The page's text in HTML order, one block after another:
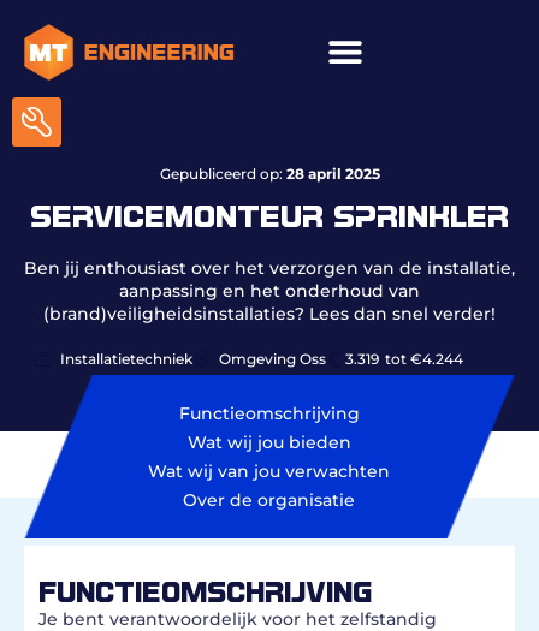
Gepubliceerd op: 28 april 2025
SERVICEMONTEUR SPRINKLER
Ben jij enthousiast over het verzorgen van de installatie,
aanpassing en het onderhoud van
(brand)veiligheidsinstallaties? Lees dan snel verder!
Installatietechniek Omgeving Oss 3.319 tot €4.244
Functieomschrijving
Wat wij jou bieden
Wat wij van jou verwachten
Over de organisatie
FUNCTIEOMSCHRIJVING
Je bent verantwoordelijk voor het zelfstandig